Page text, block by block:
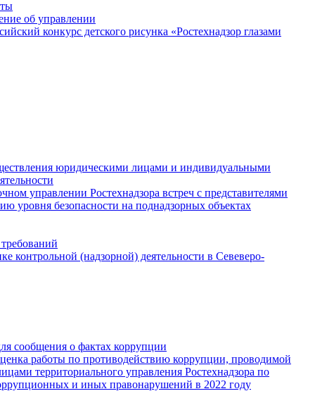
об управлении
конкурс детского рисунка «Ростехнадзор глазами
юридическими лицами и индивидуальными
управлении Ростехнадзора встреч с представителями
уровня безопасности на поднадзорных объектах
контрольной (надзорной) деятельности в Севеверо-
сообщения о фактах коррупции
работы по противодействию коррупции, проводимой
территориального управления Ростехнадзора по
и иных правонарушений в 2022 году